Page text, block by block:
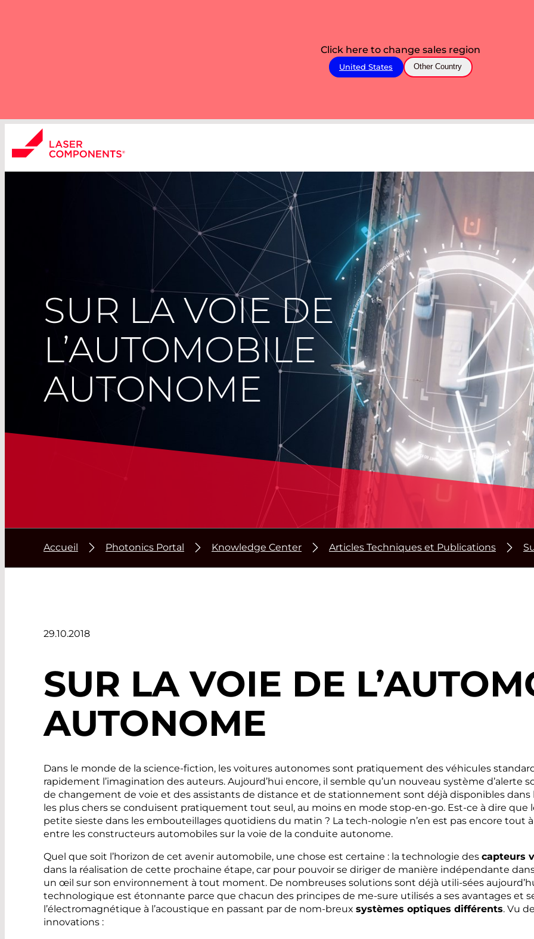
Click here to change sales region
United States Other Country
SUR LA VOIE DE
L’AUTOMOBILE
AUTONOME
Accueil Photonics Portal Knowledge Center Articles Techniques et Publications
29.10.2018
SUR LA VOIE DE
AUTONOME
Dans le monde de la science-fiction, les voitures autonomes sont pratiquement des véhicules
rapidement l’imagination des auteurs. Aujourd’hui encore, il semble qu’un nouveau système d’alerte
de changement de voie et des assistants de distance et de stationnement sont déjà disponibles
les plus chers se conduisent pratiquement tout seul, au moins en mode stop-en-go. Est-ce à dire que
petite sieste dans les embouteillages quotidiens du matin ? La tech-nologie n’en est pas encore tout
entre les constructeurs automobiles sur la voie de la conduite autonome.
Quel que soit l’horizon de cet avenir automobile, une chose est certaine : la technologie des capteurs
dans la réalisation de cette prochaine étape, car pour pouvoir se diriger de manière indépendante
un œil sur son environnement à tout moment. De nombreuses solutions sont déjà utili-sées
technologique est étonnante parce que chacun des principes de me-sure utilisés a ses avantages et
l’électromagnétique à l’acoustique en passant par de nom-breux systèmes optiques différents. Vu
innovations :